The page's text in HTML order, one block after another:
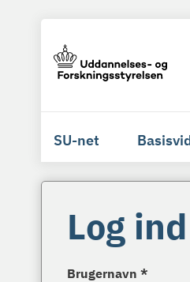
SU-net
Log ind
Brugernavn *